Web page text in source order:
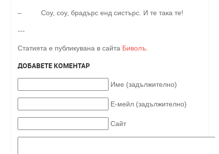
– Соу, соу, брадърс енд систърс. И те така те!
---
Статията е публикувана в сайта Биволъ
ДОБАВЕТЕ КОМЕНТАР
Име (задължително)
Е-мейл (задължително)
Сайт